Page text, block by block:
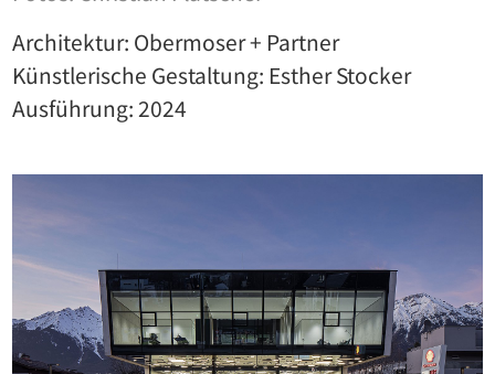
Architektur: Obermoser + Partner
Künstlerische Gestaltung: Esther Stocker
Ausführung: 2024